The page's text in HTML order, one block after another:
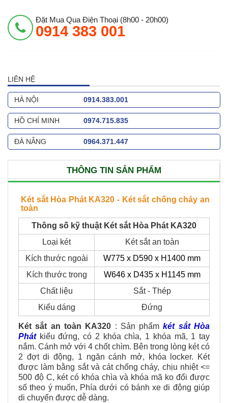
Đặt Mua Qua Điện Thoại (8h00 - 20h00)
0914 383 001
LIÊN HỆ
HÀ NỘI 0914.383.001
HỒ CHÍ MINH 0974.715.835
ĐÀ NẴNG 0964.371.447
THÔNG TIN SẢN PHẨM
Két sắt Hòa Phát KA320 - Két sắt chống cháy an
toàn
Thông số kỹ thuật Két sắt Hòa Phát KA320
Loại két
Két sắt an toàn
Kích thước ngoài
W775 x D590 x H1400 mm
Kích thước trong
W646 x D435 x H1145mm
Chất liệu
Sắt - Thép
Kiểu dáng
Đứng
Két sắt an toàn KA320 : Sản phẩmkét sắt Hòa
Phátkiểu đứng, có 2 khóa chìa, 1 khóa mã, 1 tay
nắm. Cánh mở với 4 chốt chìm. Bên trong lòng két có
2 đợt di động, 1 ngăn cánh mở, khóa locker.
Két
được làm bằng sắt và cát chống cháy, chịu nhiệt <=
500 độ C, két có khóa chìa và khóa mã ko đổi được
số theo ý muốn, Phía dưới có bánh xe di động giúp
di chuyển được dễ dàng.